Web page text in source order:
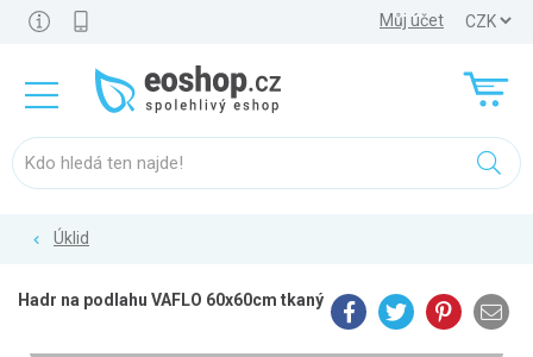
Můj účet
Úklid
Hadr na podlahu VAFLO 60x60cm tkaný